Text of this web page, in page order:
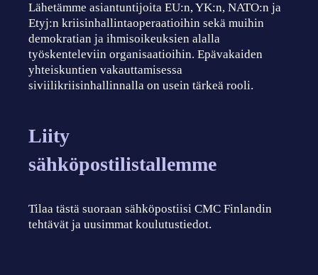
Lähetämme asiantuntijoita EU:n, YK:n, NATO:n ja
Etyj:n kriisinhallintaoperaatioihin sekä muihin
demokratian ja ihmisoikeuksien alalla
työskenteleviin organisaatioihin. Epävakaiden
yhteiskuntien vakauttamisessa
siviilikriisinhallinnalla on usein tärkeä rooli.
Liity
sähköpostilistallemme
Tilaa tästä suoraan sähköpostiisi CMC Finlandin
tehtävät ja uusimmat koulutustiedot.